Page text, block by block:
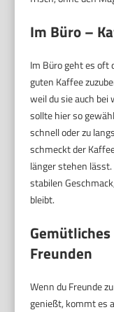
Im Büro –
Im Büro geht es oft
guten Kaffee
weil du sie auch
sollte hier so
schnell oder zu
schmeckt der
länger stehen
stabilen
bleibt.
Freunden
Wenn du Freunde
genießt, kommt es